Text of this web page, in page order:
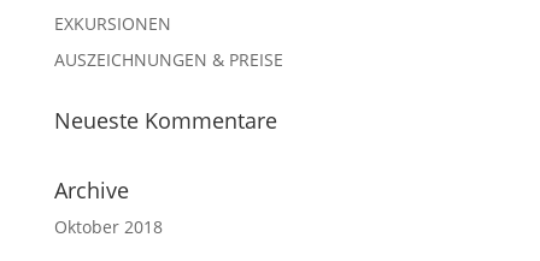
EXKURSIONEN
AUSZEICHNUNGEN & PREISE
Neueste Kommentare
Archive
Oktober 2018